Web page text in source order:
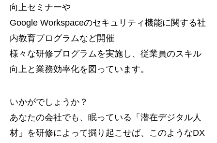
向上セミナーや
Google Workspaceのセキュリティ機能に関する社
内教育プログラムなど開催
様々な研修プログラムを実施し、従業員のスキル
向上と業務効率化を図っています。
いかがでしょうか？
あなたの会社でも、眠っている「潜在デジタル人
材」を研修によって掘り起こせば、このようなDX